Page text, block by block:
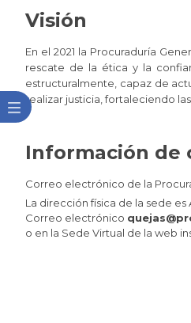
Visión
En el 2021 la Procuraduría
rescate de la ética y la
estructuralmente, capaz de
realizar justicia, fortaleciendo
Información de
Correo electrónico de la
La dirección física de la sede es
Correo electrónico
​​o en la Sede Virtual de la web